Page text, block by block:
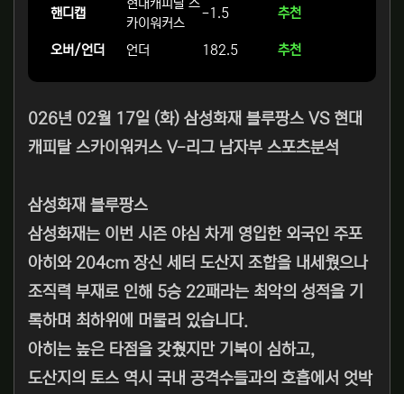
핸디캡
현대캐피탈 스
카이워커스
-1.5 추천
오버/언더 언더 182.5 추천
026년 02월 17일 (화) 삼성화재 블루팡스 VS 현대
캐피탈 스카이워커스 V-리그 남자부 스포츠분석
삼성화재 블루팡스
삼성화재는 이번 시즌 야심 차게 영입한 외국인 주포
아히와 204cm 장신 세터 도산지 조합을 내세웠으나
조직력 부재로 인해 5승 22패라는 최악의 성적을 기
록하며 최하위에 머물러 있습니다.
아히는 높은 타점을 갖췄지만 기복이 심하고,
도산지의 토스 역시 국내 공격수들과의 호흡에서 엇박